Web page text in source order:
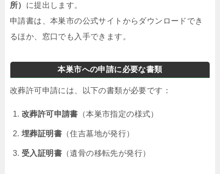
所） に提出します。
申請書は、本巣市の公式サイトからダウンロードでき
るほか、窓口でも入手できます。
本巣市への申請に必要な書類
改葬許可申請には、以下の書類が必要です：
改葬許可申請書 （本巣市指定の様式）
埋葬証明書 （住吉墓地が発行）
受入証明書 （遺骨の移転先が発行）